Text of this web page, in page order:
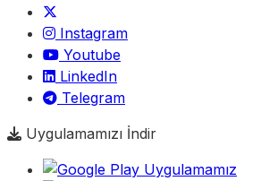
Instagram
Youtube
LinkedIn
Telegram
Uygulamamızı İndir